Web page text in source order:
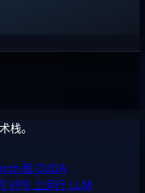
栈。
和 CUDA
VPS 上运行 LLM